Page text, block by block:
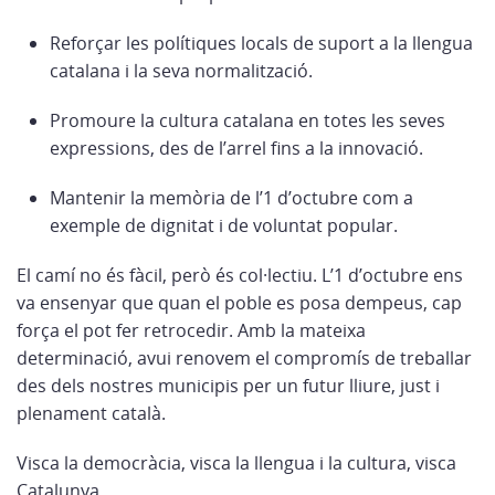
Reforçar les polítiques locals de suport a la llengua
catalana i la seva normalització.
Promoure la cultura catalana en totes les seves
expressions, des de l’arrel fins a la innovació.
Mantenir la memòria de l’1 d’octubre com a
exemple de dignitat i de voluntat popular.
El camí no és fàcil, però és col·lectiu. L’1 d’octubre ens
va ensenyar que quan el poble es posa dempeus, cap
força el pot fer retrocedir. Amb la mateixa
determinació, avui renovem el compromís de treballar
des dels nostres municipis per un futur lliure, just i
plenament català.
Visca la democràcia, visca la llengua i la cultura, visca